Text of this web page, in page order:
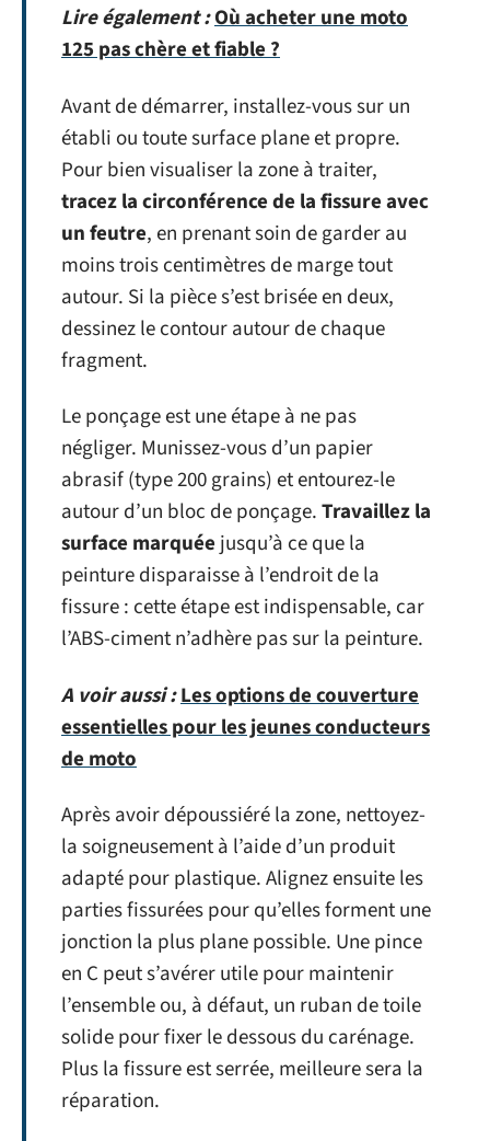
Lire également :Où acheter une moto
125 pas chère et fiable ?
Avant de démarrer, installez-vous sur un
établi ou toute surface plane et propre.
Pour bien visualiser la zone à traiter,
tracez la circonférence de la fissure avec
un feutre, en prenant soin de garder au
moins trois centimètres de marge tout
autour. Si la pièce s’est brisée en deux,
dessinez le contour autour de chaque
fragment.
Le ponçage est une étape à ne pas
négliger. Munissez-vous d’un papier
abrasif (type 200 grains) et entourez-le
autour d’un bloc de ponçage.Travaillez la
surface marquée jusqu’à ce que la
peinture disparaisse à l’endroit de la
fissure : cette étape est indispensable, car
l’ABS-ciment n’adhère pas sur la peinture.
A voir aussi :Les options de couverture
essentielles pour les jeunes conducteurs
de moto
Après avoir dépoussiéré la zone, nettoyez-
la soigneusement à l’aide d’un produit
adapté pour plastique. Alignez ensuite les
parties fissurées pour qu’elles forment une
jonction la plus plane possible. Une pince
en C peut s’avérer utile pour maintenir
l’ensemble ou, à défaut, un ruban de toile
solide pour fixer le dessous du carénage.
Plus la fissure est serrée, meilleure sera la
réparation.